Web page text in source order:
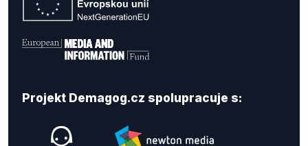
Projekt Demagog.cz spolupracuje s: